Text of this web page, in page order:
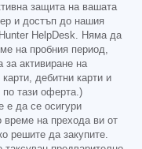
защита на вашата
и достъп до нашия
HelpDesk. Няма да
на пробния период,
за активиране на
дебитни карти и
тази оферта.)
е да се осигури
време на прехода ви от
решите да закупите.